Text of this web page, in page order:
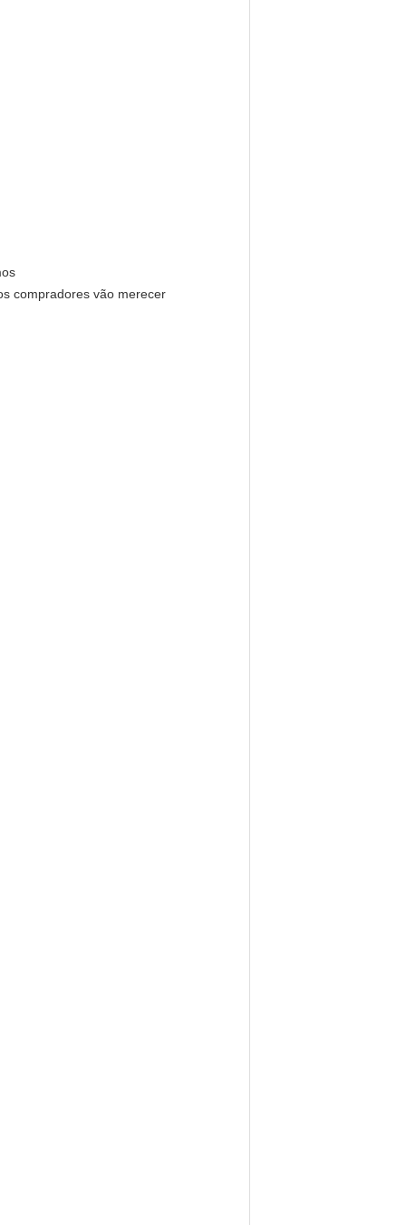
compradores vão merecer